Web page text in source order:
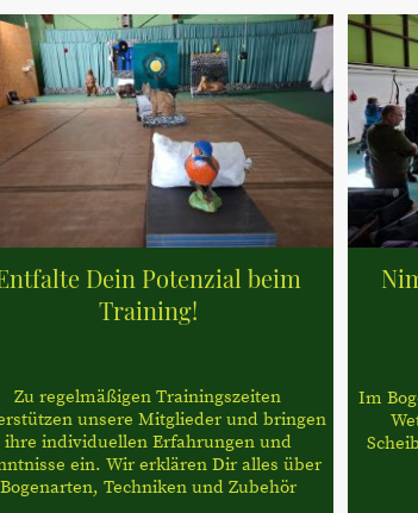
Dein Potenzial beim
Training!
Zu regelmäßigen Trainingszeiten
unsere Mitglieder und bringen
ihre individuellen Erfahrungen und
ein. Wir erklären Dir alles über
Bogenarten, Techniken und Zubehör
Im